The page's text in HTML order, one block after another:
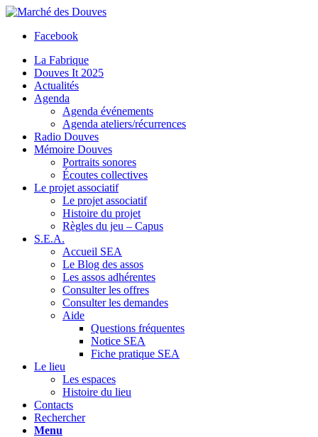
Facebook
La Fabrique
Douves It 2025
Actualités
Agenda
Agenda événements
Agenda ateliers/récurrences
Radio Douves
Mémoire Douves
Portraits sonores
Écoutes collectives
Le projet associatif
Le projet associatif
Histoire du projet
Règles du jeu – Capus
S.E.A.
Accueil SEA
Le Blog des assos
Les assos adhérentes
Consulter les offres
Consulter les demandes
Aide
Questions fréquentes
Notice SEA
Fiche pratique SEA
Le lieu
Les espaces
Histoire du lieu
Contacts
Rechercher
Menu